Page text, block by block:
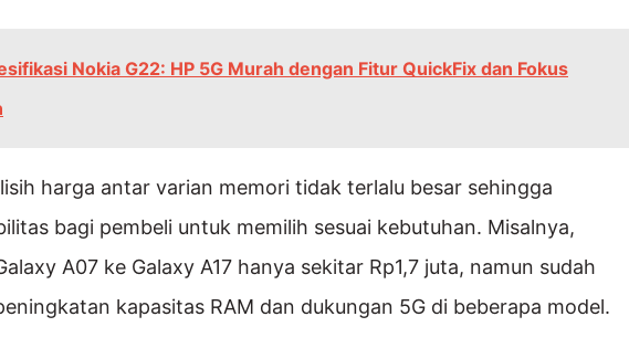
Nokia G22: HP 5G Murah dengan Fitur QuickFix dan Fokus
harga antar varian memori tidak terlalu besar sehingga
bagi pembeli untuk memilih sesuai kebutuhan. Misalnya,
A07 ke Galaxy A17 hanya sekitar Rp1,7 juta, namun sudah
kapasitas RAM dan dukungan 5G di beberapa model.